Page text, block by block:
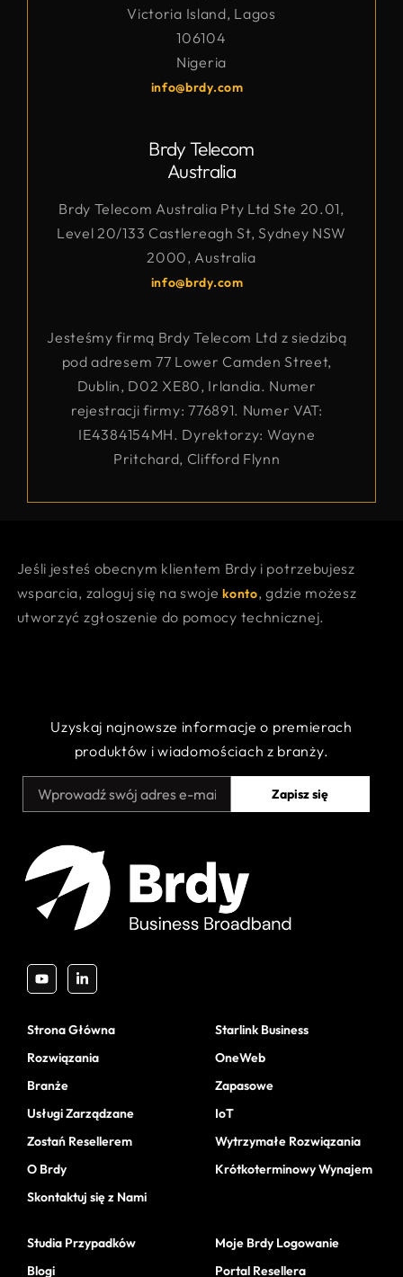
Victoria Island, Lagos
106104
Nigeria
info@brdy.com
Brdy Telecom
Australia
Brdy Telecom Australia Pty Ltd Ste 20.01,
Level 20/133 Castlereagh St, Sydney NSW
2000, Australia
info@brdy.com
Jesteśmy firmą Brdy Telecom Ltd z siedzibą
pod adresem 77 Lower Camden Street,
Dublin, D02 XE80, Irlandia. Numer
rejestracji firmy: 776891. Numer VAT:
IE4384154MH. Dyrektorzy: Wayne
Pritchard, Clifford Flynn
Jeśli jesteś obecnym klientem Brdy i potrzebujesz
wsparcia, zaloguj się na swojekonto, gdzie możesz
utworzyć zgłoszenie do pomocy technicznej.
Uzyskaj najnowsze informacje o premierach
produktów i wiadomościach z branży.
Zapisz się
Strona Główna
Rozwiązania
Branże
Usługi Zarządzane
Zostań Resellerem
O Brdy
Skontaktuj się z Nami
Starlink Business
OneWeb
Zapasowe
IoT
Wytrzymałe Rozwiązania
Krótkoterminowy Wynajem
Studia Przypadków
Blogi
Moje Brdy Logowanie
Portal Resellera